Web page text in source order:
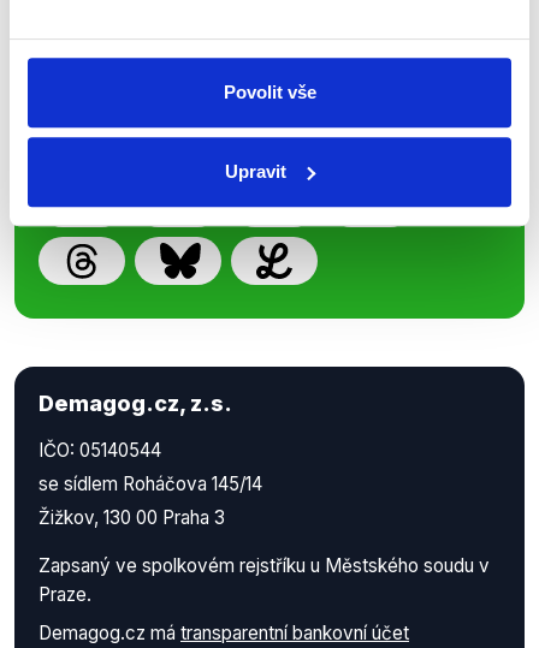
Povolit vše
Upravit
Nenechte si ujít nejnovější události
příspěvků přátelům podpoříte naši
práci.
Demagog.cz, z.s.
IČO: 05140544
se sídlem Roháčova 145/14
Žižkov, 130 00 Praha 3
Zapsaný ve spolkovém rejstříku u Městského soudu v
Praze.
Demagog.cz má transparentní bankovní účet